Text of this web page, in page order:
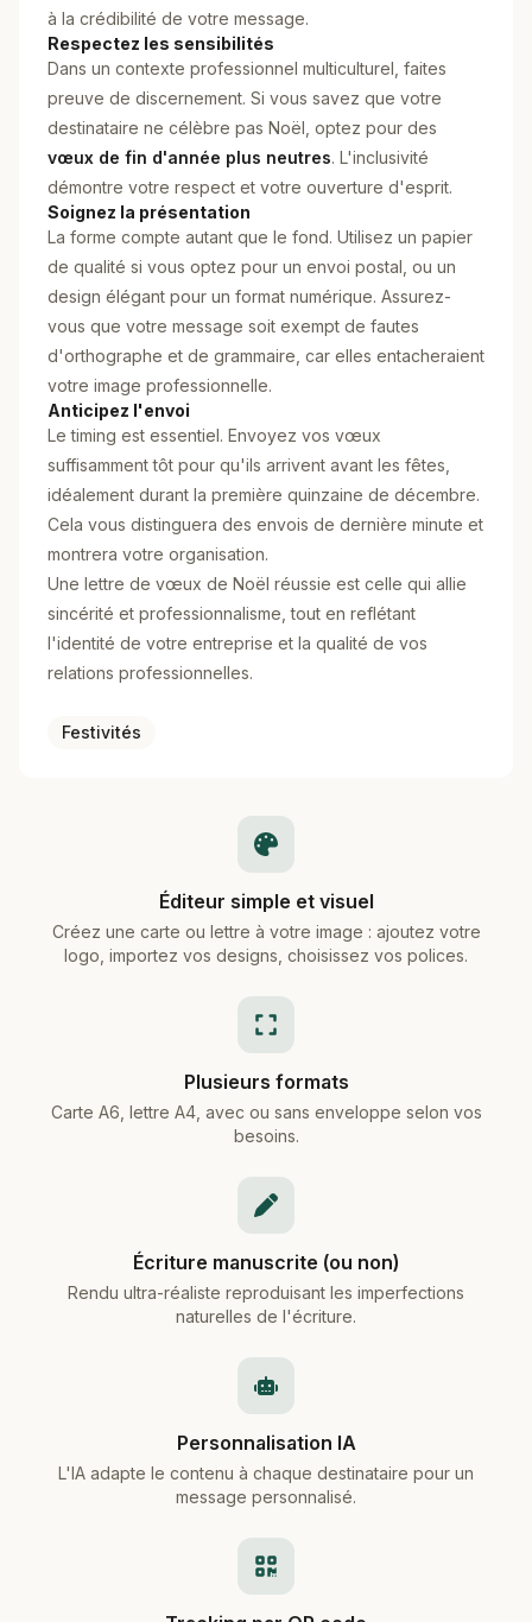
à la crédibilité de votre message.
Respectez les sensibilités
Dans un contexte professionnel multiculturel, faites
preuve de discernement. Si vous savez que votre
destinataire ne célèbre pas Noël, optez pour des
vœux de fin d'année plus neutres. L'inclusivité
démontre votre respect et votre ouverture d'esprit.
Soignez la présentation
La forme compte autant que le fond. Utilisez un papier
de qualité si vous optez pour un envoi postal, ou un
design élégant pour un format numérique. Assurez-
vous que votre message soit exempt de fautes
d'orthographe et de grammaire, car elles entacheraient
votre image professionnelle.
Anticipez l'envoi
Le timing est essentiel. Envoyez vos vœux
suffisamment tôt pour qu'ils arrivent avant les fêtes,
idéalement durant la première quinzaine de décembre.
Cela vous distinguera des envois de dernière minute et
montrera votre organisation.
Une lettre de vœux de Noël réussie est celle qui allie
sincérité et professionnalisme, tout en reflétant
l'identité de votre entreprise et la qualité de vos
relations professionnelles.
Festivités
Éditeur simple et visuel
Créez une carte ou lettre à votre image : ajoutez votre
logo, importez vos designs, choisissez vos polices.
Plusieurs formats
Carte A6, lettre A4, avec ou sans enveloppe selon vos
besoins.
Écriture manuscrite (ou non)
Rendu ultra-réaliste reproduisant les imperfections
naturelles de l'écriture.
Personnalisation IA
L'IA adapte le contenu à chaque destinataire pour un
message personnalisé.